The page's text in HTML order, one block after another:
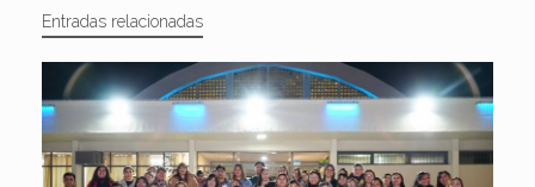
Entradas relacionadas